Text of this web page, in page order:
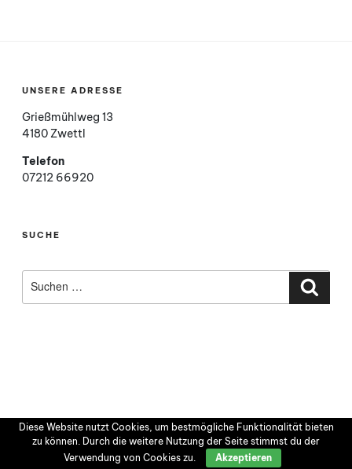
UNSERE ADRESSE
Grießmühlweg 13
4180 Zwettl
Telefon
07212 66920
SUCHE
Suchen
nach:
Diese Website nutzt Cookies, um bestmögliche Funktionalität bieten
zu können. Durch die weitere Nutzung der Seite stimmst du der
Verwendung von Cookies zu.
Akzeptieren